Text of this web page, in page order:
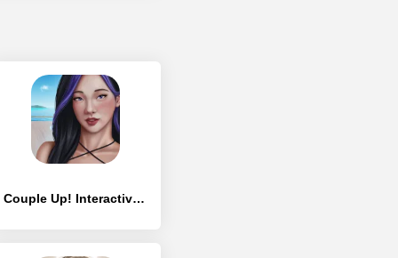
Couple Up! Interactive Stories